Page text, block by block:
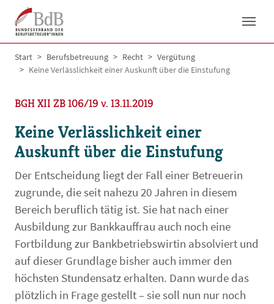
Skip to main navigation
Skip to main content
Skip to page footer
You are here:
Start Berufsbetreuung Recht
Vergütung
Keine Verlässlichkeit einer Auskunft über die Einstufung
BGH XII ZB 106/19 v. 13.11.2019
Keine Verlässlichkeit einer
Auskunft über die Einstufung
Der Entscheidung liegt der Fall einer Betreuerin
zugrunde, die seit nahezu 20 Jahren in diesem
Bereich beruflich tätig ist. Sie hat nach einer
Ausbildung zur Bankkauf­frau auch noch eine
Fortbildung zur Bankbetriebswirtin absolviert und
auf dieser Grundlage bisher auch immer den
höchsten Stundensatz erhalten. Dann wurde das
plötzlich in Frage gestellt – sie soll nun nur noch